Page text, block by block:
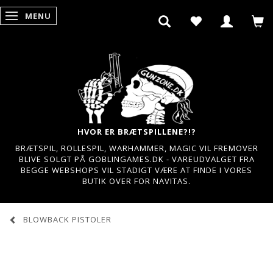
SKIFTE NAVIGATION
MENU
HVOR ER BRÆTSPILLENE?!?
BRÆTSPIL, ROLLESPIL, WARHAMMER, MAGIC VIL FREMOVER
BLIVE SOLGT PÅ GOBLINGAMES.DK - VAREUDVALGET FRA
BEGGE WEBSHOPS VIL STADIGT VÆRE AT FINDE I VORES
BUTIK OVER FOR NAVITAS.
BLOWBACK PISTOLER